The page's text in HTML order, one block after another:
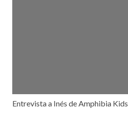
Entrevista a Inés de Amphibia Kids